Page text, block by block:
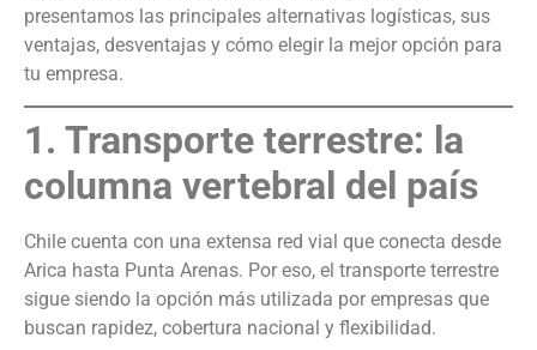
presentamos las principales alternativas logísticas, sus
ventajas, desventajas y cómo elegir la mejor opción para
tu empresa.
1. Transporte terrestre: la
columna vertebral del país
Chile cuenta con una extensa red vial que conecta desde
Arica hasta Punta Arenas. Por eso, el transporte terrestre
sigue siendo la opción más utilizada por empresas que
buscan rapidez, cobertura nacional y flexibilidad.